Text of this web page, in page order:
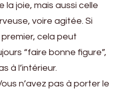
la joie, mais aussi celle
voire agitée. Si
cela peut
“faire bonne figure”,
à l’intérieur.
n’avez pas à porter le